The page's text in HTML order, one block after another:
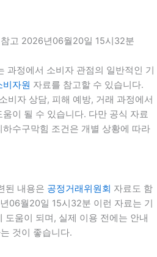
고 2026년06월20일 15시32분
과정에서 소비자 관점의 일반적인 기
비자원 자료를 참고할 수 있습니다.
비자 상담, 피해 예방, 거래 과정에서
이 될 수 있습니다. 다만 공식 자료
수구막힘 조건은 개별 상황에 따라
된 내용은 공정거래위원회 자료도 함
06월20일 15시32분 이런 자료는 기
도움이 되며, 실제 이용 전에는 안내
것이 좋습니다.